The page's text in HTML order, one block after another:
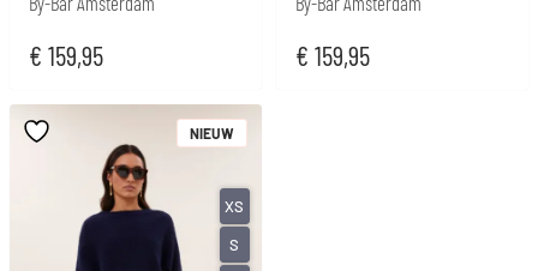
€ 159,95 € 159,95
NIEUW
XS
S